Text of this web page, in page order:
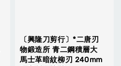
〔興隆刀剪行〕*二唐刃
物鍛造所 青二鋼積層大
馬士革暗紋柳刃 240mm